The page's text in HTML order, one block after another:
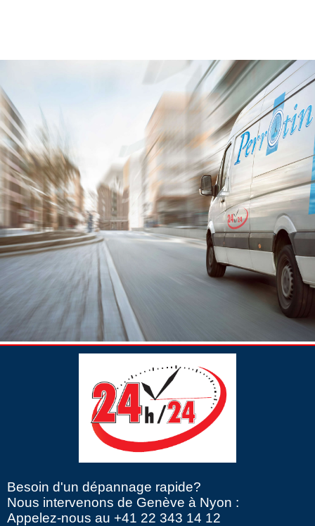
Besoin d'un dépannage rapide?
Nous intervenons de Genève à Nyon :
Appelez-nous au +41 22 343 14 12